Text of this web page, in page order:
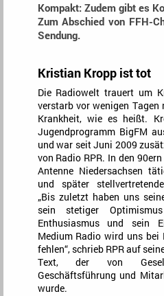
Kompakt:Zudem gibt es
Zum Abschied von FFH-
Sendung.
Kristian Kropp ist tot
Die Radiowelt trauert um
verstarb vor wenigen Tagen
Krankheit, wie es heißt.
Jugendprogramm BigFM
und war seit Juni 2009
von Radio RPR. In den
Antenne Niedersachsen
und später
„Bis zuletzt haben uns
sein stetiger
Enthusiasmus und sein
Medium Radio wird uns bei
fehlen“, schrieb RPR auf
Text, der von
Geschäftsführung und
wurde.